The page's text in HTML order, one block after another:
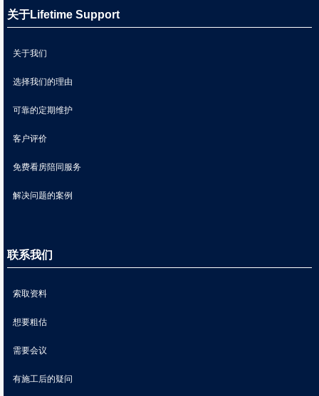
关于Lifetime Support
关于我们
选择我们的理由
可靠的定期维护
客户评价
免费看房陪同服务
解决问题的案例
联系我们
索取资料
想要粗估
需要会议
有施工后的疑问